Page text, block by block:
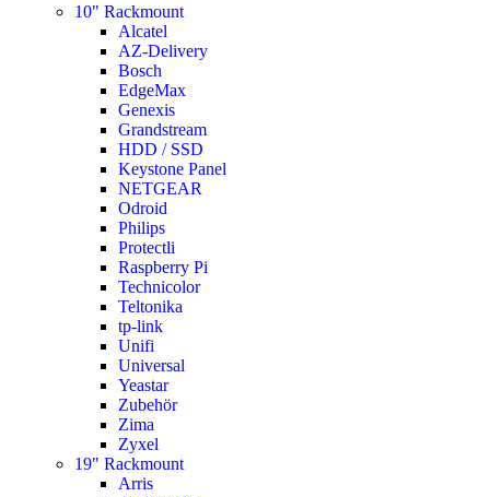
10" Rackmount
Alcatel
AZ-Delivery
Bosch
EdgeMax
Genexis
Grandstream
HDD / SSD
Keystone Panel
NETGEAR
Odroid
Philips
Protectli
Raspberry Pi
Technicolor
Teltonika
tp-link
Unifi
Universal
Yeastar
Zubehör
Zima
Zyxel
19" Rackmount
Arris